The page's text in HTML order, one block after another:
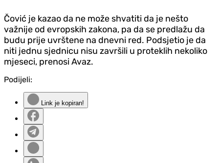
Čović je kazao da ne može shvatiti da je nešto
važnije od evropskih zakona, pa da se predlažu da
budu prije uvrštene na dnevni red. Podsjetio je da
niti jednu sjednicu nisu završili u proteklih nekoliko
mjeseci, prenosi Avaz.
Podijeli:
Link je kopiran!